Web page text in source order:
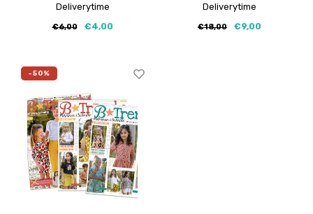
Deliverytime
€6,00 €4,00
Deliverytime
€18,00 €9,00
-50%